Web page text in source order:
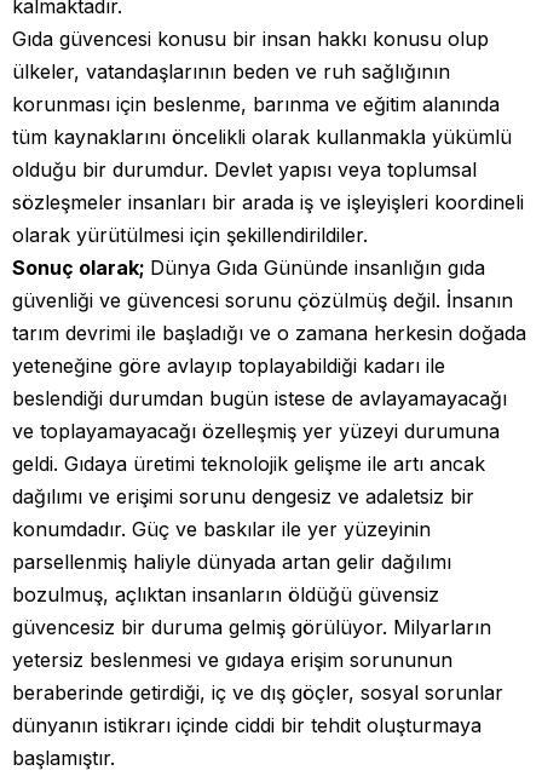
kalmaktadır.
Gıda güvencesi konusu bir insan hakkı konusu olup
ülkeler, vatandaşlarının beden ve ruh sağlığının
korunması için beslenme, barınma ve eğitim alanında
tüm kaynaklarını öncelikli olarak kullanmakla yükümlü
olduğu bir durumdur. Devlet yapısı veya toplumsal
sözleşmeler insanları bir arada iş ve işleyişleri koordineli
olarak yürütülmesi için şekillendirildiler.
Sonuç olarak; Dünya Gıda Gününde insanlığın gıda
güvenliği ve güvencesi sorunu çözülmüş değil. İnsanın
tarım devrimi ile başladığı ve o zamana herkesin doğada
yeteneğine göre avlayıp toplayabildiği kadarı ile
beslendiği durumdan bugün istese de avlayamayacağı
ve toplayamayacağı özelleşmiş yer yüzeyi durumuna
geldi. Gıdaya üretimi teknolojik gelişme ile artı ancak
dağılımı ve erişimi sorunu dengesiz ve adaletsiz bir
konumdadır. Güç ve baskılar ile yer yüzeyinin
parsellenmiş haliyle dünyada artan gelir dağılımı
bozulmuş, açlıktan insanların öldüğü güvensiz
güvencesiz bir duruma gelmiş görülüyor. Milyarların
yetersiz beslenmesi ve gıdaya erişim sorununun
beraberinde getirdiği, iç ve dış göçler, sosyal sorunlar
dünyanın istikrarı içinde ciddi bir tehdit oluşturmaya
başlamıştır.